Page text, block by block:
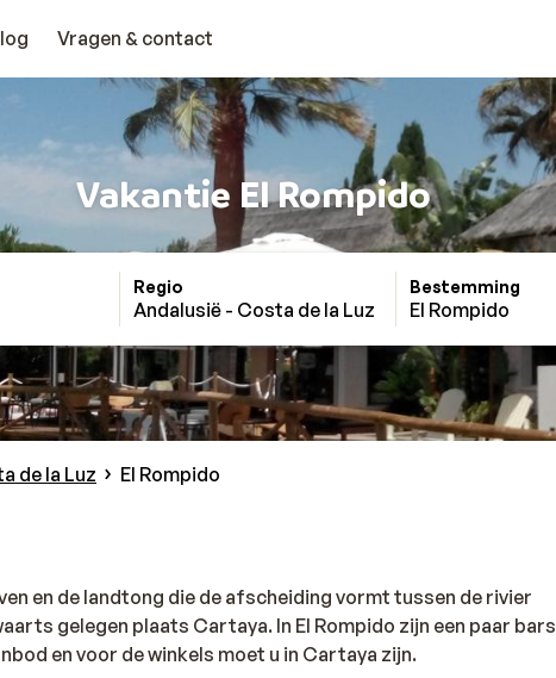
Vragen & contact
Vakantie El Rompido
Regio
Andalusië - Costa de la Luz
Bestemming
El Rompido
de la Luz El Rompido
en de landtong die de afscheiding vormt tussen de rivier
gelegen plaats Cartaya. In El Rompido zijn een paar bars
en voor de winkels moet u in Cartaya zijn.